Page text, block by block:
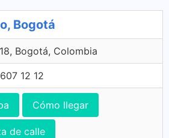
Bogotá
Bogotá, Colombia
12 12
Cómo llegar
de calle